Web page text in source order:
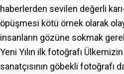
haberlerden sevilen değerli
öpüşmesi kötü örnek olarak
insanların gözüne sokmak
Yeni Yılın ilk fotoğrafı
sanatçısının göbekli fotoğrafı da